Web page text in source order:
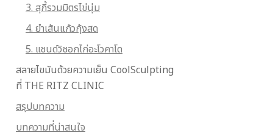
3. สุกี้รวมมิตรไข่นุ่ม
4. ยำเส้นแก้วกุ้งสด
5. แซนด์วิชอกไก่อะโวคาโด
สลายไขมันด้วยความเย็น CoolSculpting
ที่ THE RITZ CLINIC
สรุปบทความ
บทความที่น่าสนใจ